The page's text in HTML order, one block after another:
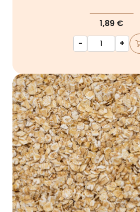
1,89 €
-
+